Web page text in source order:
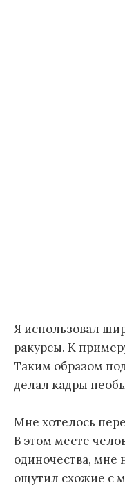
Я использовал
ракурсы. К
Таким образом
делал кадры
Мне хотелось
В этом месте
одиночества, мне
ощутил схожие с